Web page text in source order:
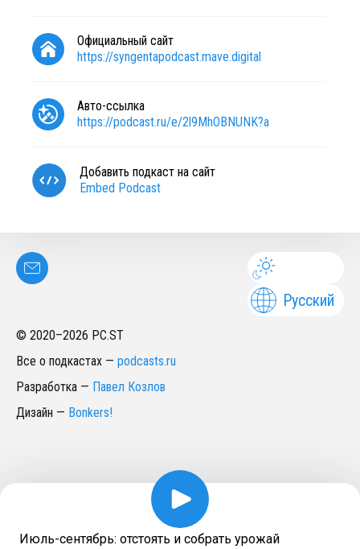
Официальный сайт
https://syngentapodcast.mave.digital
Авто-ссылка
https://podcast.ru/e/2l9MhOBNUNK?a
Добавить подкаст на сайт
Embed Podcast
Русский
© 2020–2026 PC.ST
Все о подкастах — podcasts.ru
Разработка — Павел Козлов
Дизайн — Bonkers!
Июль-сентябрь: отстоять и собрать урожай